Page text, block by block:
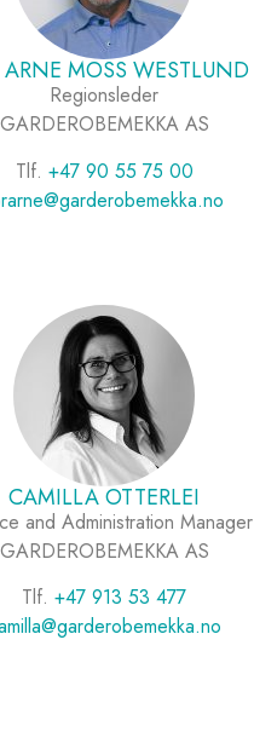
ARNE MOSS WESTLUND
Regionsleder
GARDEROBEMEKKA AS
Tlf. +47 90 55 75 00
CAMILLA OTTERLEI
and Administration Manager
GARDEROBEMEKKA AS
Tlf. +47 913 53 477